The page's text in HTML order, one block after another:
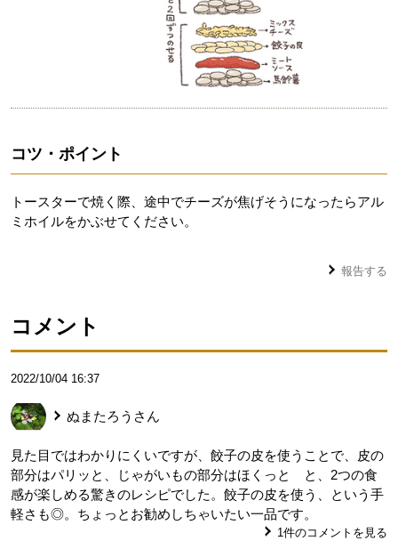
コツ・ポイント
トースターで焼く際、途中でチーズが焦げそうになったらアル
ミホイルをかぶせてください。
報告する
コメント
2022/10/04 16:37
ぬまたろう さん
見た目ではわかりにくいですが、餃子の皮を使うことで、皮の
部分はパリッと、じゃがいもの部分はほくっと と、2つの食
感が楽しめる驚きのレシピでした。餃子の皮を使う、という手
軽さも◎。ちょっとお勧めしちゃいたい一品です。
1件のコメントを見る